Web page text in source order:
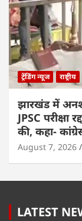
ट्रेंडिंग न्यूज राष्ट्रीय
झारखंड में
JPSC परीक्षा
की, कहा-
August 7, 2026
LATEST